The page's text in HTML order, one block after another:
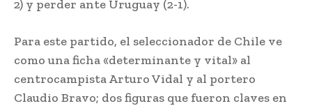
2) y perder ante Uruguay (2-1).
Para este partido, el seleccionador de Chile ve
como una ficha «determinante y vital» al
centrocampista Arturo Vidal y al portero
Claudio Bravo; dos figuras que fueron claves en